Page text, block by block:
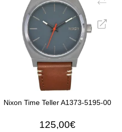
Nixon Time Teller A1373-5195-00
125,00€